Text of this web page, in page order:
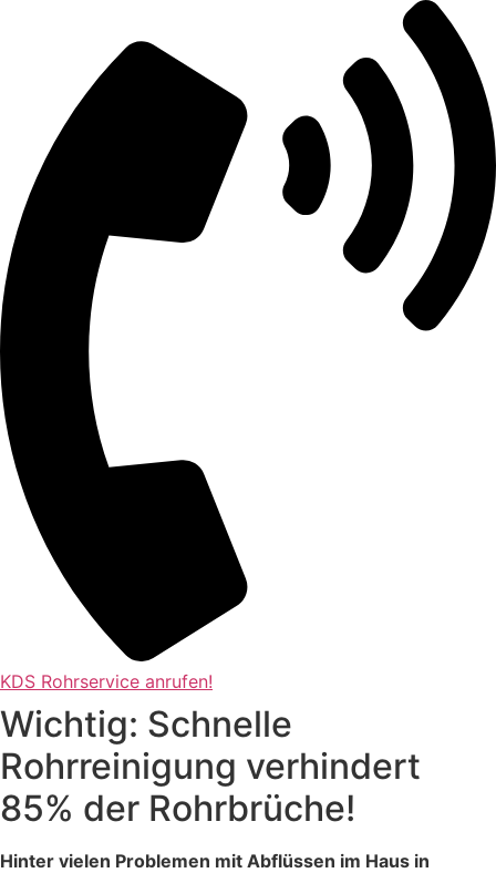
KDS Rohrservice anrufen!
Wichtig: Schnelle
Rohrreinigung verhindert
85% der Rohrbrüche!
Hinter vielen Problemen mit Abflüssen im Haus in